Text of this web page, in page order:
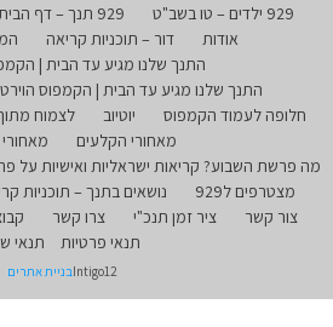
929 ילדים – טו בשב"ט
929 תנך – דף הבית
אודות
דור – תוכניות קריאה
התנך שלנו מגיע עד הבית |
התנך שלנו מגיע עד הבית | הקמפוס
חלופה לעמוד הקמפוס
יוטיוב לצמוח
מאחורי הקלעים
מה פרשת השבוע? קריאות ישראליות ואישיות על
מצטרפים ל929
נושאים בתנך – תוכניות
צור קשר
ציר זמן תנכ"י צרו קשר
תנאי פרטיות
תנאי
Intigo12בניית אתרים